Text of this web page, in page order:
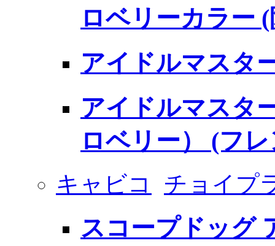
ロベリーカラー
アイドルマスタ
アイドルマスタ
ロベリー） (フ
キャビコ チョイプ
スコープドッグ